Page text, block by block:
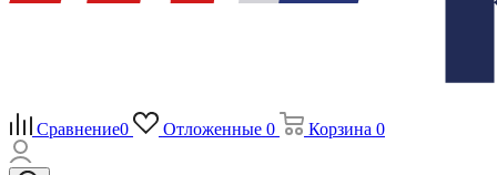
Сравнение0 Отложенные 0 Корзина 0